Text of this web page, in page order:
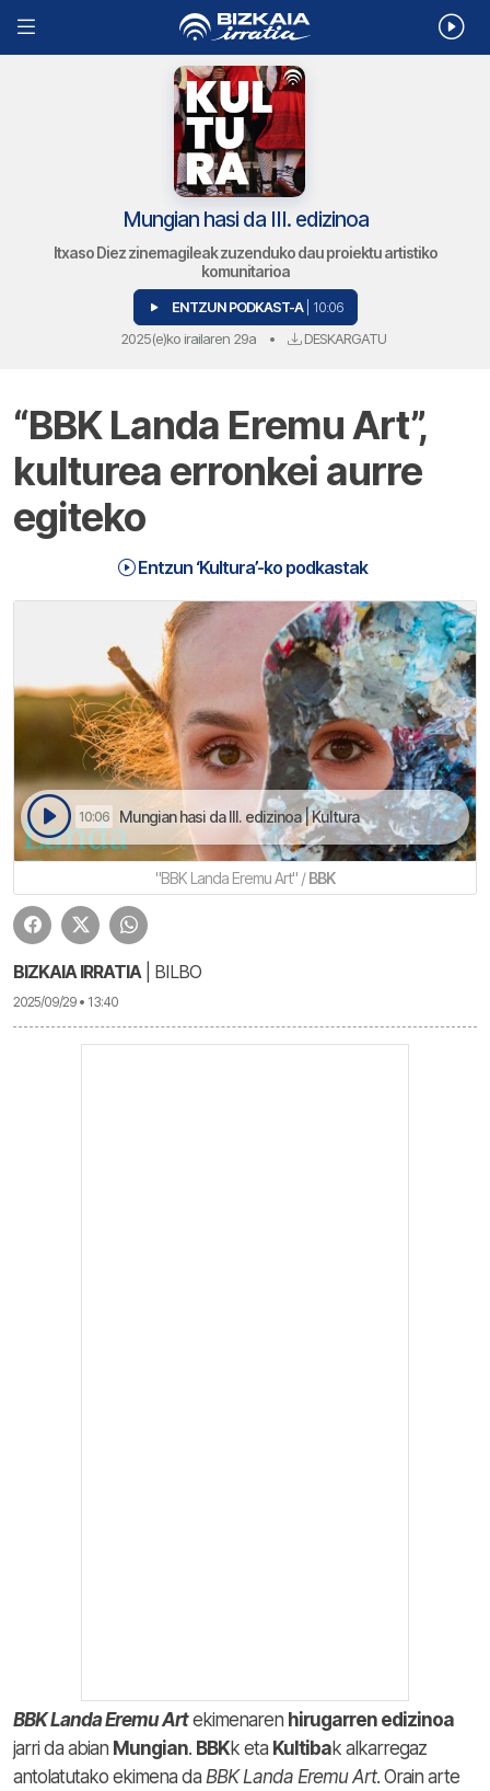
Mungian hasi da III. edizinoa
Itxaso Diez zinemagileak zuzenduko dau proiektu artistiko
komunitarioa
ENTZUN PODKAST-A | 10:06
2025(e)ko irailaren 29a • DESKARGATU
“BBK Landa Eremu Art”,
kulturea erronkei aurre
egiteko
Entzun ‘Kultura’-ko podkastak
10:06 Mungian hasi da III. edizinoa | Kultura
"BBK Landa Eremu Art" /BBK
BIZKAIA IRRATIA | BILBO
2025/09/29 • 13:40
BBK Landa Eremu Artekimenaren hirugarren edizinoa
jarri da abian Mungian. BBKk eta Kultibak alkarregaz
antolatutako ekimena da BBK Landa Eremu Art. Orain arte